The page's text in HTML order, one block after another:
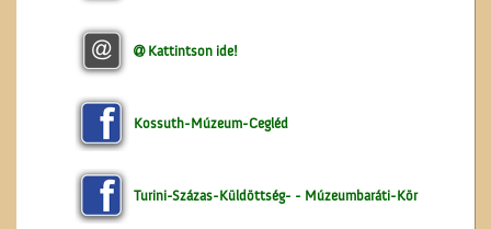
A valóság Pest megyében.
Kattintson ide!
Kossuth-Múzeum-Cegléd
Turini-Százas-Küldöttség- - Múzeumbaráti-Kör